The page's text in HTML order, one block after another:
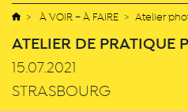
À VOIR – À FAIRE Atelier
ATELIER DE PRATIQUE
15.07.2021
STRASBOURG